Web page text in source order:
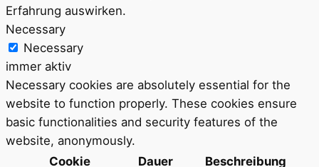
Erfahrung auswirken.
Necessary
Necessary
immer aktiv
Necessary cookies are absolutely essential for the
website to function properly. These cookies ensure
basic functionalities and security features of the
website, anonymously.
Cookie
Dauer Beschreibung